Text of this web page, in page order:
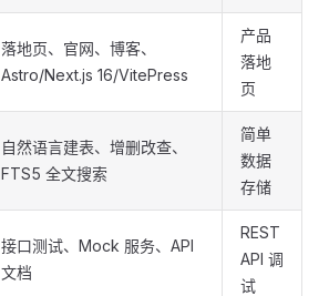
落地页、官网、博客、
Astro/Next.js 16/VitePress
产品
落地
页
自然语言建表、增删改查、
FTS5 全文搜索
简单
数据
存储
接口测试、Mock 服务、API
文档
REST
API 调
试